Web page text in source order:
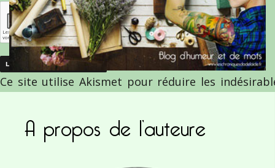
Ce site utilise Akismet pour réduire les
A propos de l’auteure